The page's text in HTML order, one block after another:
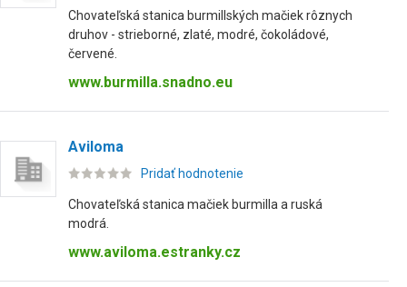
Chovateľská stanica burmillských mačiek rôznych
druhov - strieborné, zlaté, modré, čokoládové,
červené.
www.burmilla.snadno.eu
Aviloma
Pridať hodnotenie
Chovateľská stanica mačiek burmilla a ruská
modrá.
www.aviloma.estranky.cz